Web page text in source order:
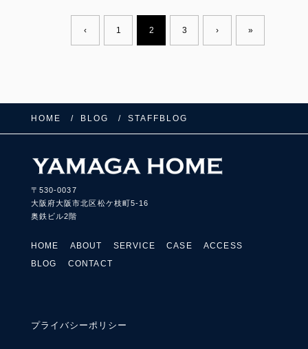
‹ 1 2 3 › »
HOME BLOG STAFFBLOG
〒530-0037
大阪府大阪市北区松ケ枝町5-16
奥鉄ビル2階
HOME ABOUT SERVICE CASE
ACCESS
BLOG
CONTACT
プライバシーポリシー